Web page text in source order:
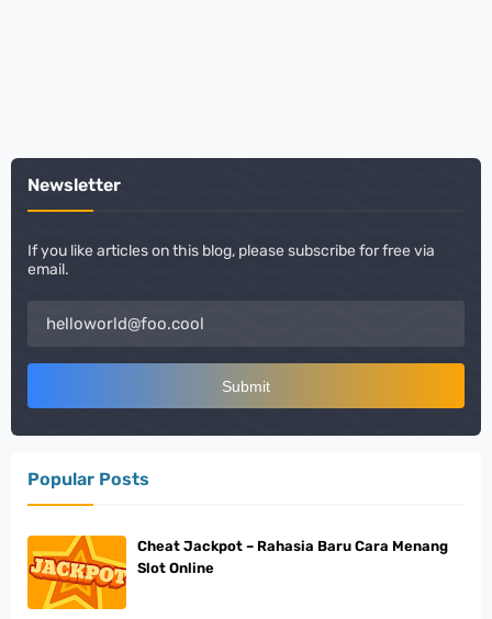
Newsletter
If you like articles on this blog, please subscribe for free via
email.
Popular Posts
Cheat Jackpot – Rahasia Baru Cara Menang
Slot Online